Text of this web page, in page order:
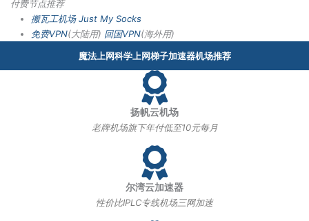
付费节点推荐
搬瓦工机场 Just My Socks
免费VPN(大陆用) 回国VPN(海外用)
魔法上网科学上网梯子加速器机场推荐
扬帆云机场
老牌机场旗下年付低至10元每月
尔湾云加速器
性价比IPLC专线机场三网加速